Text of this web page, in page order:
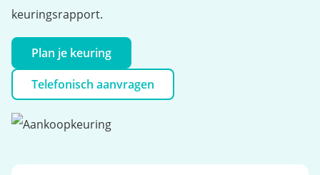
keuringsrapport.
Plan je keuring
Telefonisch aanvragen